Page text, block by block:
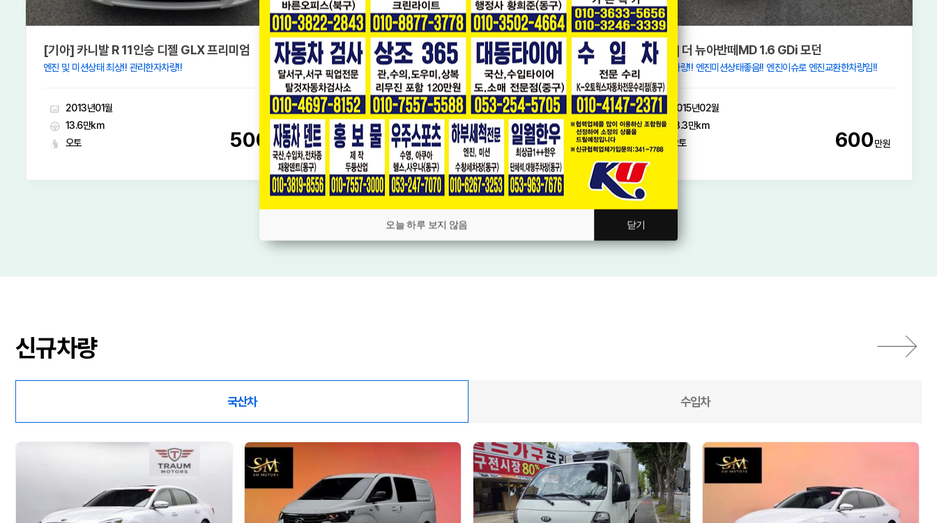
오늘 하루 보지 않음 닫기
[기아] 더 뉴스포티지R 디젤 R2.0 2WD 트렌디
무사고차량!! 엔진미션상태좋음!!
2013년08월
15.1만km
오토
600 만원
[기아] 봉고Ⅲ화물 CRDi 킹캡 초장축
2016년03월
17.2만km
수동
770 만원
[아우디] A6(5세대) 45 TDI 콰트로 프리미엄
* 1인신조 무사고 * 고스트 클로징 작업 * 차량 컨디션 완벽 *
2021년06월
4.4만km
오토
3,820만원
신규차량
국산차 수입차